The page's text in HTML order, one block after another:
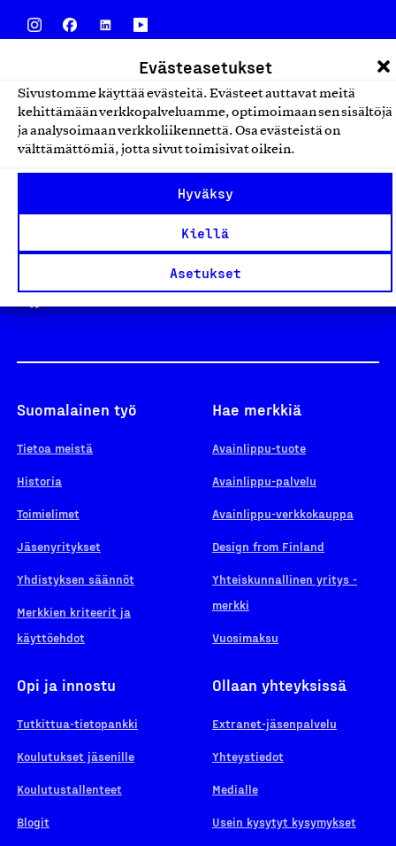
Evästeasetukset
Sivustomme käyttää evästeitä. Evästeet auttavat meitä
kehittämään verkkopalveluamme, optimoimaan sen sisältöjä
ja analysoimaan verkkoliikennettä. Osa evästeistä on
välttämättömiä, jotta sivut toimisivat oikein.
Hyväksy
Kiellä
Asetukset
Yhteiskunnallinen Yritys -merkki
Suomalainen työ
Tietoa meistä
Historia
Toimielimet
Jäsenyritykset
Yhdistyksen säännöt
Merkkien kriteerit ja
käyttöehdot
Hae merkkiä
Avainlippu-tuote
Avainlippu-palvelu
Avainlippu-verkkokauppa
Design from Finland
Yhteiskunnallinen yritys -
merkki
Vuosimaksu
Opi ja innostu
Tutkittua-tietopankki
Koulutukset jäsenille
Koulutustallenteet
Blogit
Ollaan yhteyksissä
Extranet-jäsenpalvelu
Yhteystiedot
Medialle
Usein kysytyt kysymykset